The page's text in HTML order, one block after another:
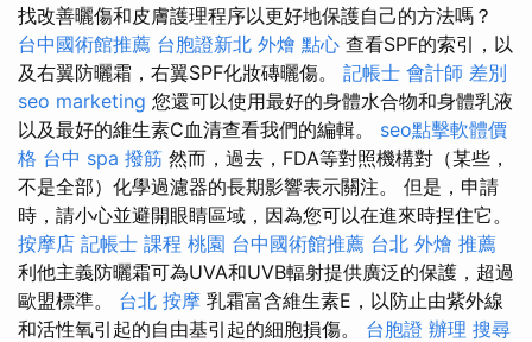
找改善曬傷和皮膚護理程序以更好地保護自己的方法嗎？
台中國術館推薦 台胞證新北 外燴 點心 查看SPF的索引，以
及右翼防曬霜，右翼SPF化妝磚曬傷。 記帳士 會計師 差別
seo marketing 您還可以使用最好的身體水合物和身體乳液
以及最好的維生素C血清查看我們的編輯。 seo點擊軟體價
格 台中 spa 撥筋 然而，過去，FDA等對照機構對（某些，
不是全部）化學過濾器的長期影響表示關注。 但是，申請
時，請小心並避開眼睛區域，因為您可以在進來時捏住它。
按摩店 記帳士 課程 桃園 台中國術館推薦 台北 外燴 推薦
利他主義防曬霜可為UVA和UVB輻射提供廣泛的保護，超過
歐盟標準。 台北 按摩 乳霜富含維生素E，以防止由紫外線
和活性氧引起的自由基引起的細胞損傷。 台胞證 辦理 搜尋